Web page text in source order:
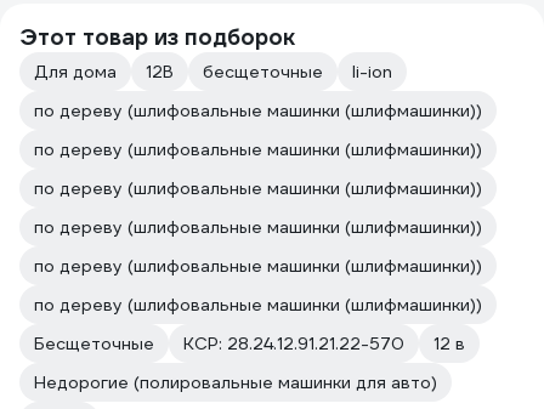
Этот товар из подборок
Для дома 12В бесщеточные
li-ion
по дереву (шлифовальные машинки (шлифмашинки))
по дереву (шлифовальные машинки (шлифмашинки))
по дереву (шлифовальные машинки (шлифмашинки))
по дереву (шлифовальные машинки (шлифмашинки))
по дереву (шлифовальные машинки (шлифмашинки))
по дереву (шлифовальные машинки (шлифмашинки))
Бесщеточные
КСР: 28.24.12.91.21.22-570
12 в
Недорогие (полировальные машинки для авто)